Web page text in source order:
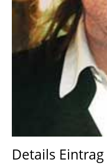
Details Eintrag